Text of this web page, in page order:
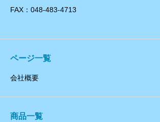
FAX：048-483-4713
ページ一覧
会社概要
商品一覧